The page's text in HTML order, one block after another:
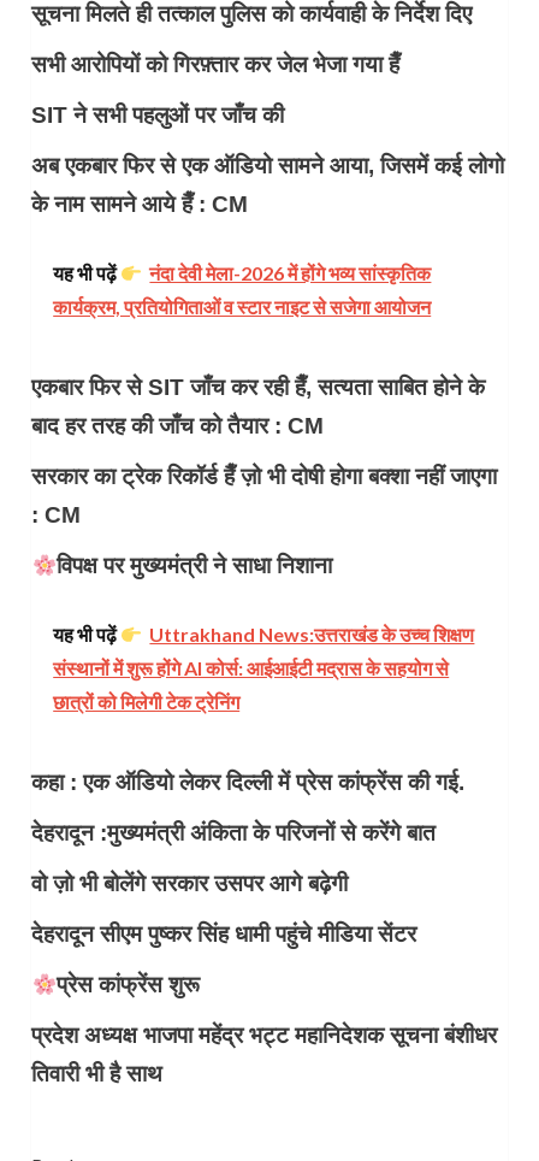
सूचना मिलते ही तत्काल पुलिस को कार्यवाही के निर्देश दिए
सभी आरोपियों को गिरफ़्तार कर जेल भेजा गया हैँ
SIT ने सभी पहलुओं पर जाँच की
अब एकबार फिर से एक ऑडियो सामने आया, जिसमें कई लोगो
के नाम सामने आये हैँ : CM
यह भी पढ़ें
नंदा देवी मेला-2026 में होंगे भव्य सांस्कृतिक
कार्यक्रम, प्रतियोगिताओं व स्टार नाइट से सजेगा आयोजन
एकबार फिर से SIT जाँच कर रही हैँ, सत्यता साबित होने के
बाद हर तरह की जाँच को तैयार : CM
सरकार का ट्रेक रिकॉर्ड हैँ ज़ो भी दोषी होगा बक्शा नहीं जाएगा
: CM
विपक्ष पर मुख्यमंत्री ने साधा निशाना
यह भी पढ़ें
Uttrakhand News:उत्तराखंड के उच्च शिक्षण
संस्थानों में शुरू होंगे AI कोर्स: आईआईटी मद्रास के सहयोग से
छात्रों को मिलेगी टेक ट्रेनिंग
कहा : एक ऑडियो लेकर दिल्ली में प्रेस कांफ्रेंस की गई.
देहरादून :मुख्यमंत्री अंकिता के परिजनों से करेंगे बात
वो ज़ो भी बोलेंगे सरकार उसपर आगे बढ़ेगी
देहरादून सीएम पुष्कर सिंह धामी पहुंचे मीडिया सेंटर
प्रेस कांफ्रेंस शुरू
प्रदेश अध्यक्ष भाजपा महेंद्र भट्ट महानिदेशक सूचना बंशीधर
तिवारी भी है साथ